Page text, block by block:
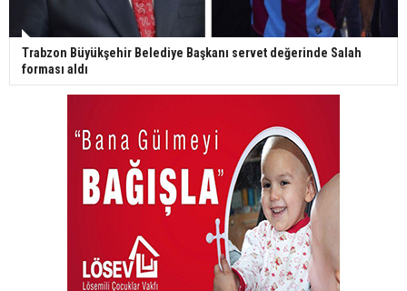
Trabzon Büyükşehir Belediye Başkanı servet değerinde Salah
forması aldı